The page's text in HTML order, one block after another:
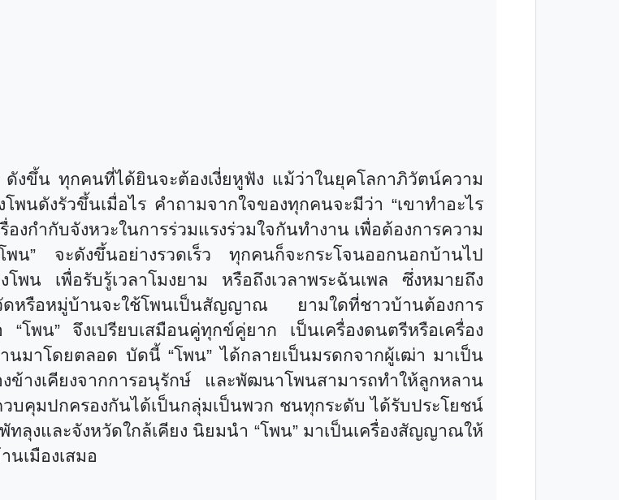
ดังขึ้น ทุกคนที่ได้ยินจะต้องเงี่ยหูฟัง แม้ว่าในยุคโลกาภิวัตน์ความ
โพนดังรัวขึ้นเมื่อไร คำถามจากใจของทุกคนจะมีว่า“เขาทำอะไร
งกำกับจังหวะในการร่วมแรงร่วมใจกันทำงาน เพื่อต้องการความ
พน” จะดังขึ้นอย่างรวดเร็ว ทุกคนก็จะกระโจนออกนอกบ้านไป
โพน เพื่อรับรู้เวลาโมงยาม หรือถึงเวลาพระฉันเพล ซึ่งหมายถึง
ดหรือหมู่บ้านจะใช้โพนเป็นสัญญาณ ยามใดที่ชาวบ้านต้องการ
“โพน” จึงเปรียบเสมือนคู่ทุกข์คู่ยาก เป็นเครื่องดนตรีหรือเครื่อง
นมาโดยตลอด บัดนี้ “โพน”ได้กลายเป็นมรดกจากผู้เฒ่า มาเป็น
างเคียงจากการอนุรักษ์ และพัฒนาโพนสามารถทำให้ลูกหลาน
บคุมปกครองกันได้เป็นกลุ่มเป็นพวก ชนทุกระดับ ได้รับประโยชน์
ลุงและจังหวัดใกล้เคียง นิยมนำ “โพน” มาเป็นเครื่องสัญญาณให้
นเมืองเสมอ